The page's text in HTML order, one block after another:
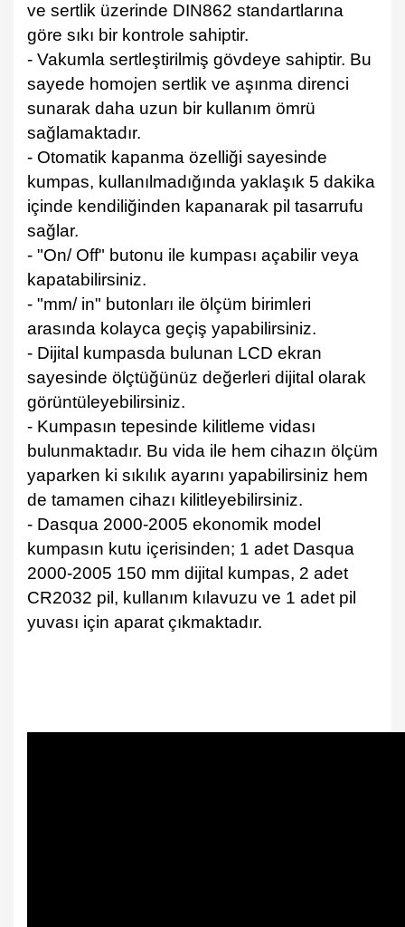
ve sertlik üzerinde DIN862 standartlarına
göre sıkı bir kontrole sahiptir.
- Vakumla sertleştirilmiş gövdeye sahiptir. Bu
sayede homojen sertlik ve aşınma direnci
sunarak daha uzun bir kullanım ömrü
sağlamaktadır.
- Otomatik kapanma özelliği sayesinde
kumpas, kullanılmadığında yaklaşık 5 dakika
içinde kendiliğinden kapanarak pil tasarrufu
sağlar.
- "On/ Off" butonu ile kumpası açabilir veya
kapatabilirsiniz.
- "mm/ in" butonları ile ölçüm birimleri
arasında kolayca geçiş yapabilirsiniz.
- Dijital kumpasda bulunan LCD ekran
sayesinde ölçtüğünüz değerleri dijital olarak
görüntüleyebilirsiniz.
- Kumpasın tepesinde kilitleme vidası
bulunmaktadır. Bu vida ile hem cihazın ölçüm
yaparken ki sıkılık ayarını yapabilirsiniz hem
de tamamen cihazı kilitleyebilirsiniz.
- Dasqua 2000-2005 ekonomik model
kumpasın kutu içerisinden; 1 adet Dasqua
2000-2005 150 mm dijital kumpas, 2 adet
CR2032 pil, kullanım kılavuzu ve 1 adet pil
yuvası için aparat çıkmaktadır.